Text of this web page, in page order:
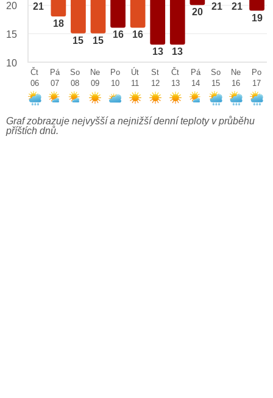
21
18
15 15
16 16
13 13
20
21 21
19
20
15
10
Čt
06
Pá
07
So
08
Ne
09
Po
10
Út
11
St
12
Čt
13
Pá
14
So
15
Ne
16
Po
17
Graf zobrazuje nejvyšší a nejnižší denní teploty v průběhu
příštích dnů.